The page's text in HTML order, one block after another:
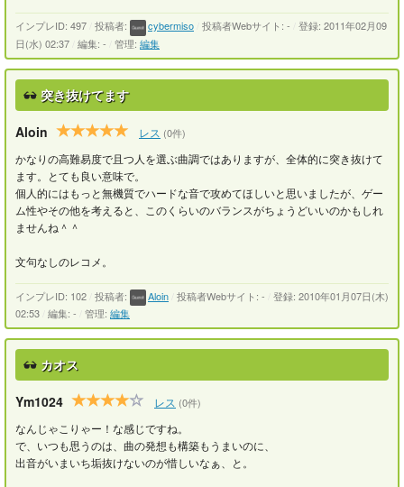
インプレID: 497 投稿者: cybermiso 投稿者Webサイト: -
登録: 2011年02月09
日(水) 02:37 編集: - 管理: 編集
突き抜けてます
Aloin レス (0件)
かなりの高難易度で且つ人を選ぶ曲調ではありますが、全体的に突き抜けて
ます。とても良い意味で。
個人的にはもっと無機質でハードな音で攻めてほしいと思いましたが、ゲー
ム性やその他を考えると、このくらいのバランスがちょうどいいのかもしれ
ませんね＾＾
文句なしのレコメ。
インプレID: 102 投稿者: Aloin 投稿者Webサイト: -
登録: 2010年01月07日(木)
02:53 編集: - 管理: 編集
カオス
Ym1024 レス (0件)
なんじゃこりゃー！な感じですね。
で、いつも思うのは、曲の発想も構築もうまいのに、
出音がいまいち垢抜けないのが惜しいなぁ、と。